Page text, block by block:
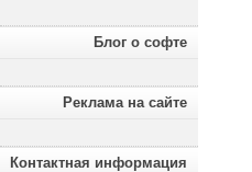
Блог о софте
Реклама на сайте
Контактная информация